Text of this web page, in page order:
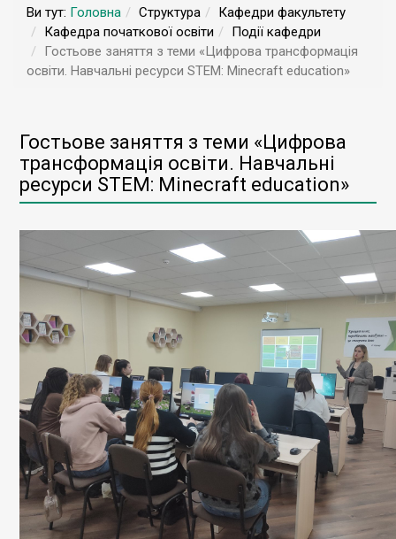
Ви тут: Головна Структура
Кафедри факультету
Кафедра початкової освіти
Події кафедри
Гостьове заняття з теми «Цифрова трансформація
освіти. Навчальні ресурси STEM: Minecraft education»
Гостьове заняття з теми «Цифрова
трансформація освіти. Навчальні
ресурси STEM: Minecraft education»